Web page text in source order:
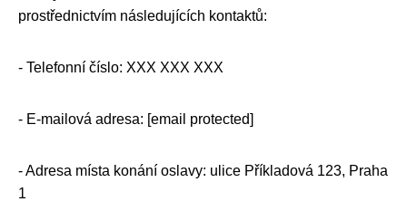
prostřednictvím následujících kontaktů:
- Telefonní číslo: XXX XXX XXX
- E-mailová adresa: [email protected]
- Adresa místa konání oslavy: ulice Příkladová 123, Praha
1